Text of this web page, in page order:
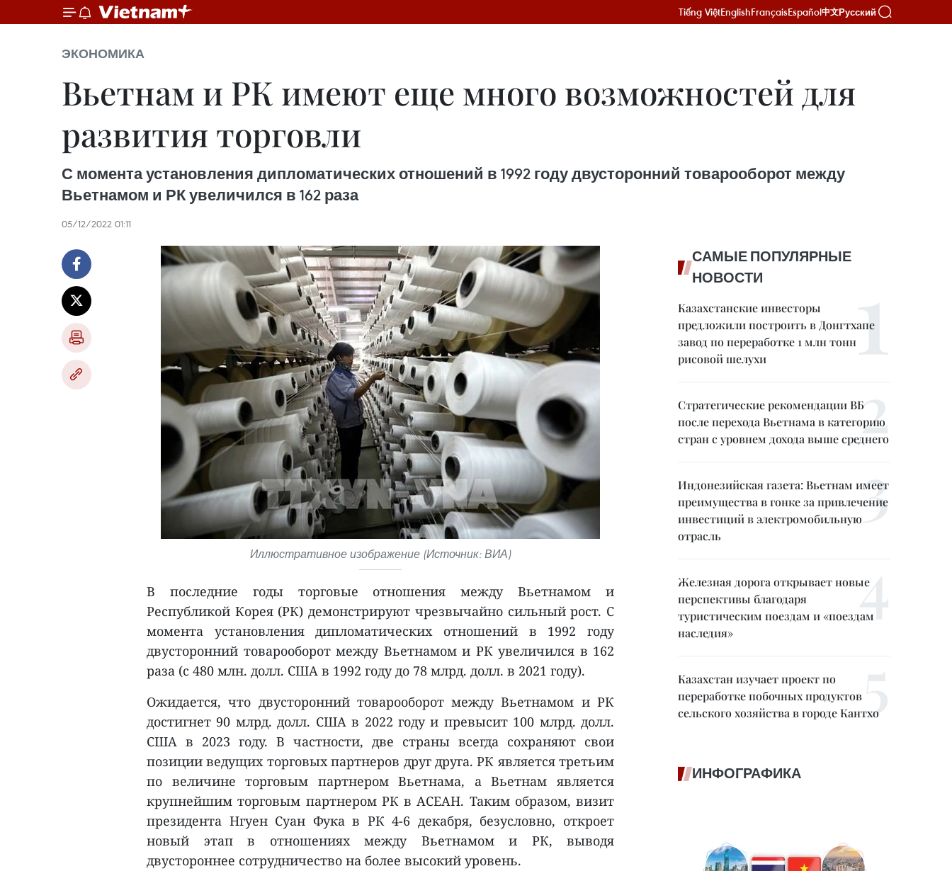
Tiếng ViệtEnglishFrançaisEspañol中文Русский
ЭКОНОМИКА
Вьетнам и РК имеют еще много возможностей для
развития торговли
С момента установления дипломатических отношений в 1992 году двусторонний товарооборот между
Вьетнамом и РК увеличился в 162 раза
05/12/2022 01:11
Иллюстративное изображение (Источник: ВИА)
В последние годы торговые отношения между Вьетнамом и
Республикой Корея (РК) демонстрируют чрезвычайно сильный рост. С
момента установления дипломатических отношений в 1992 году
двусторонний товарооборот между Вьетнамом и РК увеличился в 162
раза (с 480 млн. долл. США в 1992 году до 78 млрд. долл. в 2021 году).
Ожидается, что двусторонний товарооборот между Вьетнамом и РК
достигнет 90 млрд. долл. США в 2022 году и превысит 100 млрд. долл.
США в 2023 году. В частности, две страны всегда сохраняют свои
позиции ведущих торговых партнеров друг друга. РК является третьим
по величине торговым партнером Вьетнама, а Вьетнам является
крупнейшим торговым партнером РК в АСЕАН. Таким образом, визит
президента Нгуен Суан Фука в РК 4-6 декабря, безусловно, откроет
новый этап в отношениях между Вьетнамом и РК, выводя
двустороннее сотрудничество на более высокий уровень.
САМЫЕ ПОПУЛЯРНЫЕ
НОВОСТИ
Казахстанские инвесторы
предложили построить в Донгтхапе
завод по переработке 1 млн тонн
рисовой шелухи
Стратегические рекомендации ВБ
после перехода Вьетнама в категорию
стран с уровнем дохода выше среднего
Индонезийская газета: Вьетнам имеет
преимущества в гонке за привлечение
инвестиций в электромобильную
отрасль
Железная дорога открывает новые
перспективы благодаря
туристическим поездам и «поездам
наследия»
Казахстан изучает проект по
переработке побочных продуктов
сельского хозяйства в городе Кантхо
ИНФОГРАФИКА